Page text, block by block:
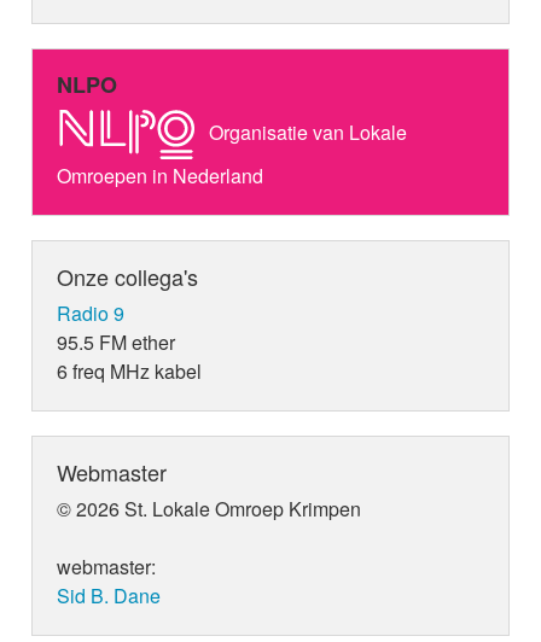
NLPO
Organisatie van Lokale
Omroepen in Nederland
Onze collega's
Radio 9
95.5 FM ether
6 freq MHz kabel
Webmaster
© 2026 St. Lokale Omroep Krimpen
webmaster:
Sid B. Dane